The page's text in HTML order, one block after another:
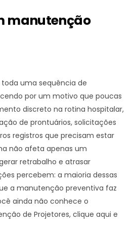
manutenção
uma sequência de
por um motivo que poucas
discreto na rotina hospitalar,
de prontuários, solicitações
registros que precisam estar
não afeta apenas um
retrabalho e atrasar
percebem: a maioria dessas
a manutenção preventiva faz
ainda não conhece o
de Projetores, clique aqui e